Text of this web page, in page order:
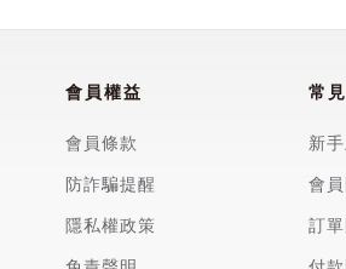
會員權益
會員條款
防詐騙提醒
隱私權政策
常
新
會
訂